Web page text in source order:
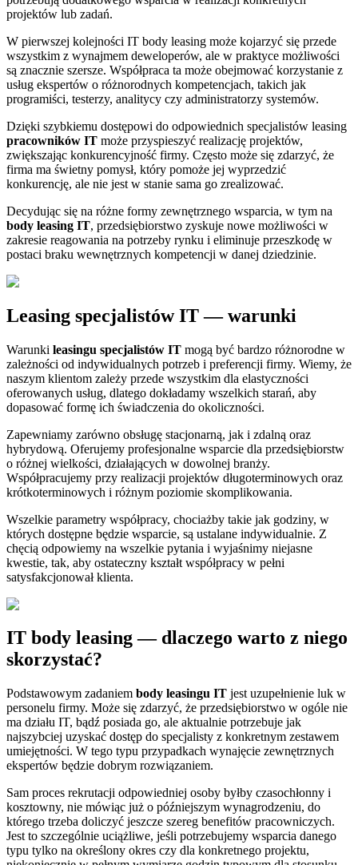
projektów lub zadań.
W pierwszej kolejności IT body leasing może kojarzyć się przede
wszystkim z wynajmem deweloperów, ale w praktyce możliwości
są znacznie szersze. Współpraca ta może obejmować korzystanie z
usług ekspertów o różnorodnych kompetencjach, takich jak
programiści, testerzy, analitycy czy administratorzy systemów.
Dzięki szybkiemu dostępowi do odpowiednich specjalistów leasing
pracowników IT może przyspieszyć realizację projektów,
zwiększając konkurencyjność firmy. Często może się zdarzyć, że
firma ma świetny pomysł, który pomoże jej wyprzedzić
konkurencję, ale nie jest w stanie sama go zrealizować.
Decydując się na różne formy zewnętrznego wsparcia, w tym na
body leasing IT, przedsiębiorstwo zyskuje nowe możliwości w
zakresie reagowania na potrzeby rynku i eliminuje przeszkodę w
postaci braku wewnętrznych kompetencji w danej dziedzinie.
Leasing specjalistów IT — warunki
Warunki leasingu specjalistów IT mogą być bardzo różnorodne w
zależności od indywidualnych potrzeb i preferencji firmy. Wiemy, że
naszym klientom zależy przede wszystkim dla elastyczności
oferowanych usług, dlatego dokładamy wszelkich starań, aby
dopasować formę ich świadczenia do okoliczności.
Zapewniamy zarówno obsługę stacjonarną, jak i zdalną oraz
hybrydową. Oferujemy profesjonalne wsparcie dla przedsiębiorstw
o różnej wielkości, działających w dowolnej branży.
Współpracujemy przy realizacji projektów długoterminowych oraz
krótkoterminowych i różnym poziomie skomplikowania.
Wszelkie parametry współpracy, chociażby takie jak godziny, w
których dostępne będzie wsparcie, są ustalane indywidualnie. Z
chęcią odpowiemy na wszelkie pytania i wyjaśnimy niejasne
kwestie, tak, aby ostateczny kształt współpracy w pełni
satysfakcjonował klienta.
IT body leasing — dlaczego warto z niego
skorzystać?
Podstawowym zadaniem body leasingu IT jest uzupełnienie luk w
personelu firmy. Może się zdarzyć, że przedsiębiorstwo w ogóle nie
ma działu IT, bądź posiada go, ale aktualnie potrzebuje jak
najszybciej uzyskać dostęp do specjalisty z konkretnym zestawem
umiejętności. W tego typu przypadkach wynajęcie zewnętrznych
ekspertów będzie dobrym rozwiązaniem.
Sam proces rekrutacji odpowiedniej osoby byłby czasochłonny i
kosztowny, nie mówiąc już o późniejszym wynagrodzeniu, do
którego trzeba doliczyć jeszcze szereg benefitów pracowniczych.
Jest to szczególnie uciążliwe, jeśli potrzebujemy wsparcia danego
typu tylko na określony okres czy dla konkretnego projektu,